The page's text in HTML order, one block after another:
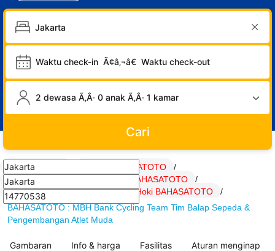
Waktu check-in Ã¢â‚¬â€ Waktu check-out
2 dewasa Ã‚Â· 0 anak Ã‚Â· 1 kamar
Cari
BAHASATOTO Daftar BAHASATOTO
/
LOGIN BAHASATOTO
Link BAHASATOTO
/
SITUS BAHASATOTO
/ artikel Hoki BAHASATOTO
/
BAHASATOTO : MBH Bank Cycling Team Tim Balap Sepeda &
Pengembangan Atlet Muda
Gambaran Info & harga Fasilitas Aturan menginap